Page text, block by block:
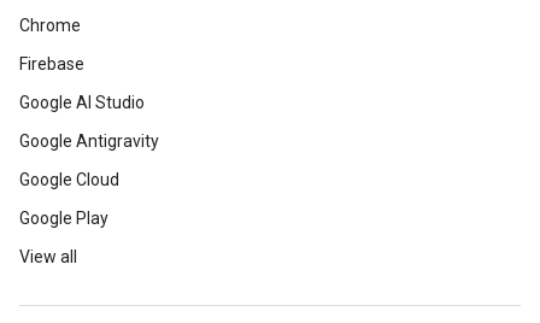
Chrome
Firebase
Google AI Studio
Google Antigravity
Google Cloud
Google Play
View all